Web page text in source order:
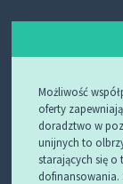
Możliwość
oferty
doradztwo w
unijnych to
starających się o
dofinansowania.